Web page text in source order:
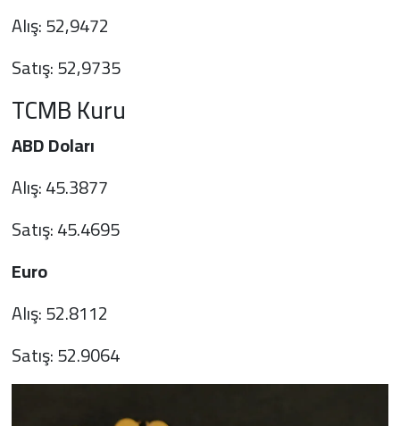
Alış: 52,9472
Satış: 52,9735
TCMB Kuru
ABD Doları
Alış: 45.3877
Satış: 45.4695
Euro
Alış: 52.8112
Satış: 52.9064